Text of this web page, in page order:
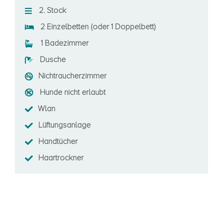
2. Stock
2 Einzelbetten (oder 1 Doppelbett)
1 Badezimmer
Dusche
Nichtraucherzimmer
Hunde nicht erlaubt
Wlan
Lüftungsanlage
Handtücher
Haartrockner